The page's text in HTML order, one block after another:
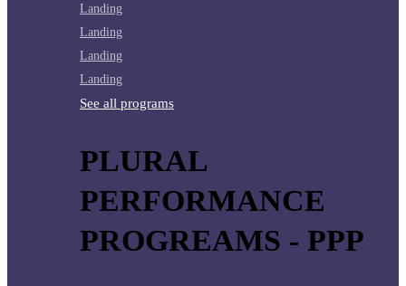
Landing
Landing
Landing
Landing
See all programs
PLURAL
PERFORMANCE
PROGREAMS - PPP